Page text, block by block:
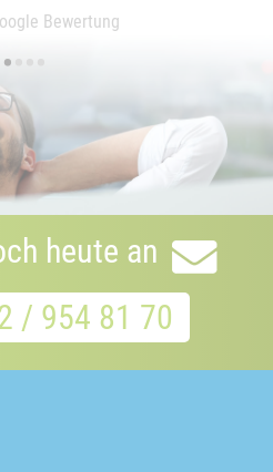
Bewertung
••••
heute an
/ 954 81 70